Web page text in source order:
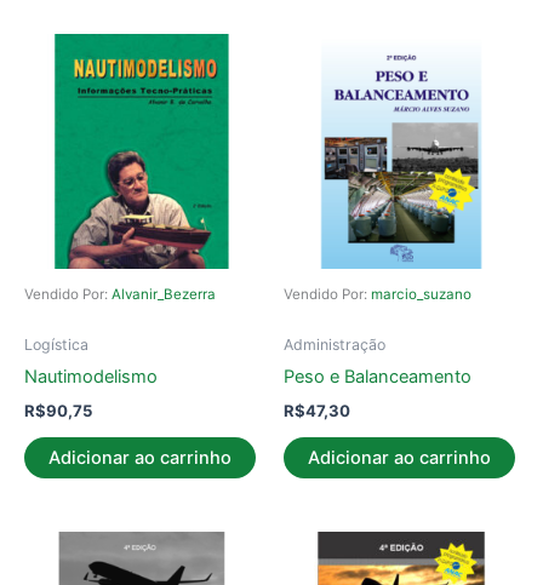
Vendido Por: Alvanir_Bezerra
Logística
Nautimodelismo
R$90,75
Adicionar ao carrinho
Vendido Por: marcio_suzano
Administração
Peso e Balanceamento
R$47,30
Adicionar ao carrinho